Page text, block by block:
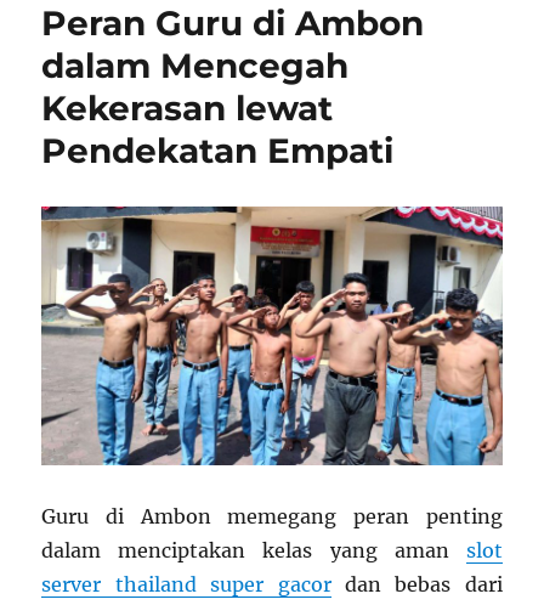
Indonesia
Inovasi
Sistemik
Peran Guru di Ambon
dalam Mencegah
Kekerasan lewat
Pendekatan Empati
Guru di Ambon memegang peran penting
dalam menciptakan kelas yang aman slot
server thailand super gacordan bebas dari